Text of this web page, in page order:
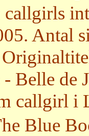
callgirls
Antal
- Belle
callgirl
Blue